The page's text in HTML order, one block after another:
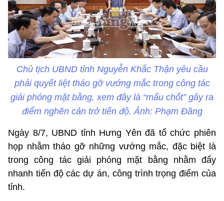
Chủ tịch UBND tỉnh Nguyễn Khắc Thận yêu cầu
phải quyết liệt tháo gỡ vướng mắc trong công tác
giải phóng mặt bằng, xem đây là “mấu chốt” gây ra
điểm nghẽn cản trở tiến độ. Ảnh: Phạm Đăng
Ngày 8/7, UBND tỉnh Hưng Yên đã tổ chức phiên
họp nhằm tháo gỡ những vướng mắc, đặc biệt là
trong công tác giải phóng mặt bằng nhằm đẩy
nhanh tiến độ các dự án, công trình trọng điểm của
tỉnh.